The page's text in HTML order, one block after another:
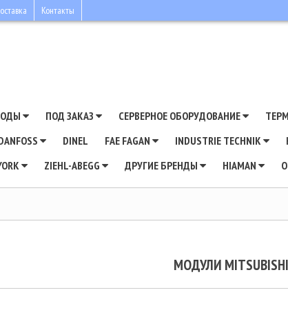
Контакты
ПОД ЗАКАЗ СЕРВЕРНОЕ ОБОРУДОВАНИЕ
DINEL FAE FAGAN INDUSTRIE TECHNIK
ZIEHL-ABEGG ДРУГИЕ БРЕНДЫ HIAMAN
МОДУЛИ MITSUBISHI